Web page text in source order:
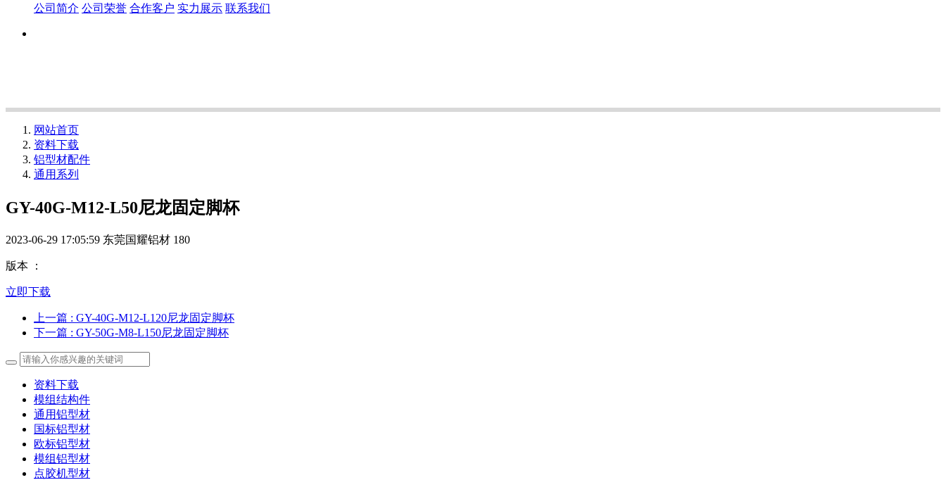
公司简介 公司荣誉 合作客户 实力展示 联系我们
网站首页
资料下载
铝型材配件
通用系列
GY-40G-M12-L50尼龙固定脚杯
2023-06-29 17:05:59 东莞国耀铝材 180
版本 ：
立即下载
上一篇 : GY-40G-M12-L120尼龙固定脚杯
下一篇 : GY-50G-M8-L150尼龙固定脚杯
资料下载
模组结构件
通用铝型材
国标铝型材
欧标铝型材
模组铝型材
点胶机型材